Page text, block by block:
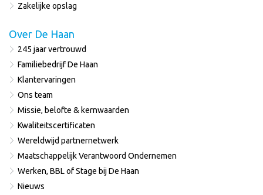
Zakelijke opslag
Over De Haan
245 jaar vertrouwd
Familiebedrijf De Haan
Klantervaringen
Ons team
Missie, belofte & kernwaarden
Kwaliteitscertificaten
Wereldwijd partnernetwerk
Maatschappelijk Verantwoord Ondernemen
Werken, BBL of Stage bij De Haan
Nieuws